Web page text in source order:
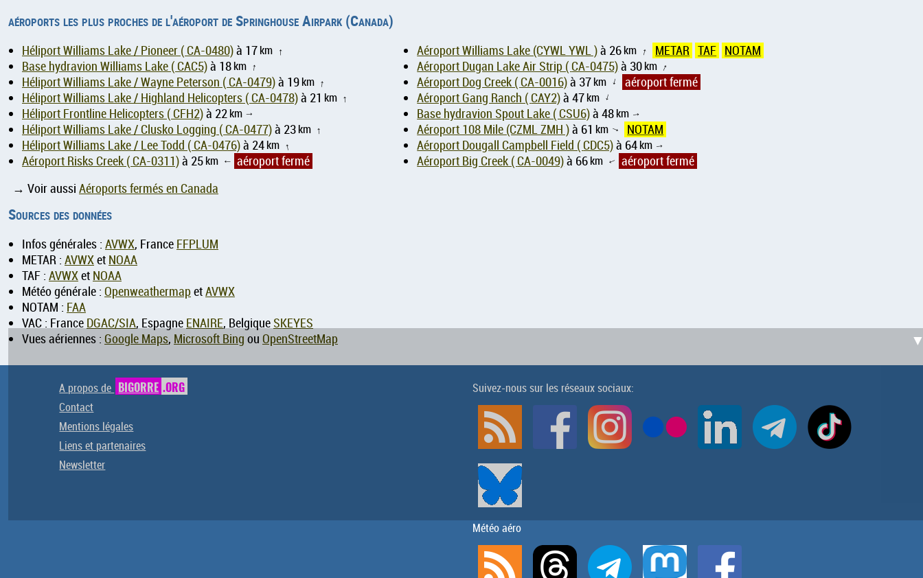
aéroports les plus proches de l'aéroport de Springhouse Airpark (Canada)
Héliport Williams Lake / Pioneer ( CA-0480)à 17km ↑
Base hydravion Williams Lake ( CAC5)à 18km ↑
Héliport Williams Lake / Wayne Peterson ( CA-0479)à 19km ↑
Héliport Williams Lake / Highland Helicopters ( CA-0478)à 21 km ↑
Héliport Frontline Helicopters ( CFH2)à 22km ↑
Héliport Williams Lake / Clusko Logging ( CA-0477)à 23km ↑
Héliport Williams Lake / Lee Todd ( CA-0476)à 24km ↑
Aéroport Risks Creek ( CA-0311)à 25km ↑ aéroport fermé
Aéroport Williams Lake (CYWL YWL )à 26km ↑ METAR TAF NOTAM
Aéroport Dugan Lake Air Strip ( CA-0475)à 30km ↑
Aéroport Dog Creek ( CA-0016)à 37km ↑
aéroport fermé
Aéroport Gang Ranch ( CAY2)à 47km ↑
Base hydravion Spout Lake ( CSU6)à 48km ↑
Aéroport 108 Mile (CZML ZMH )à 61 km ↑
NOTAM
Aéroport Dougall Campbell Field ( CDC5)à 64km ↑
Aéroport Big Creek ( CA-0049)à 66km ↑
aéroport fermé
→ Voir aussi Aéroports fermés en Canada
Sources des données
Infos générales : AVWX, France FFPLUM
METAR : AVWXet NOAA
TAF : AVWXet NOAA
Météo générale : OpenweathermapetAVWX
NOTAM : FAA
VAC : France DGAC/SIA, Espagne ENAIRE, Belgique SKEYES
Vues aériennes : Google Maps, Microsoft Bing ou OpenStreetMap
A propos de BIGORRE .ORG
Contact
Mentions légales
Liens et partenaires
Newsletter
Suivez-nous sur les réseaux sociaux:
Météo aéro